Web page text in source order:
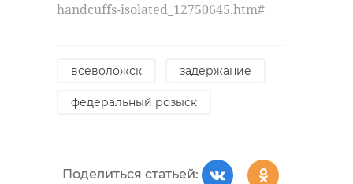
handcuffs-isolated_12750645.htm#
всеволожск задержание
федеральный розыск
Поделиться статьей: